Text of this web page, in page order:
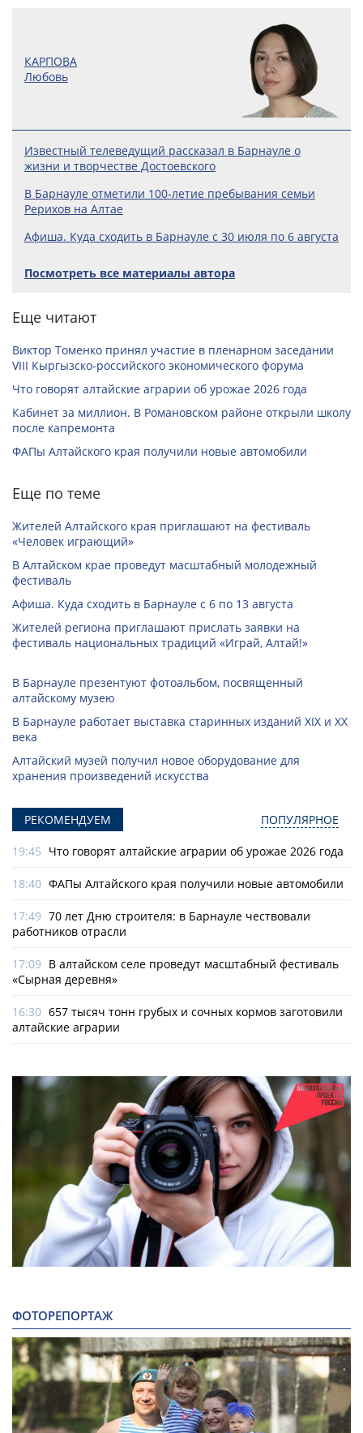
КАРПОВА
Любовь
Известный телеведущий рассказал в Барнауле о
жизни и творчестве Достоевского
В Барнауле отметили 100‑летие пребывания семьи
Рерихов на Алтае
Афиша. Куда сходить в Барнауле с 30 июля по 6 августа
Посмотреть все материалы автора
Еще читают
Виктор Томенко принял участие в пленарном заседании
VIII Кыргызско-российского экономического форума
Что говорят алтайские аграрии об урожае 2026 года
Кабинет за миллион. В Романовском районе открыли школу
после капремонта
ФАПы Алтайского края получили новые автомобили
Еще по теме
Жителей Алтайского края приглашают на фестиваль
«Человек играющий»
В Алтайском крае проведут масштабный молодежный
фестиваль
Афиша. Куда сходить в Барнауле с 6 по 13 августа
Жителей региона приглашают прислать заявки на
фестиваль национальных традиций «Играй, Алтай!»
В Барнауле презентуют фотоальбом, посвященный
алтайскому музею
В Барнауле работает выставка старинных изданий XIX и XX
века
Алтайский музей получил новое оборудование для
хранения произведений искусства
РЕКОМЕНДУЕМ ПОПУЛЯРНОЕ
19:45 Что говорят алтайские аграрии об урожае 2026 года
18:40 ФАПы Алтайского края получили новые автомобили
17:49 70 лет Дню строителя: в Барнауле чествовали
работников отрасли
17:09 В алтайском селе проведут масштабный фестиваль
«Сырная деревня»
16:30 657 тысяч тонн грубых и сочных кормов заготовили
алтайские аграрии
ФОТОРЕПОРТАЖ